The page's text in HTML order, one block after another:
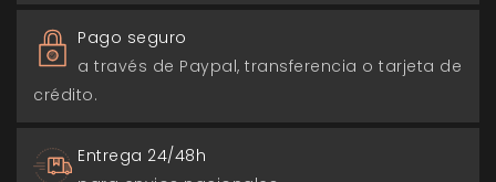
Pago seguro
a través de Paypal, transferencia o tarjeta de
crédito.
Entrega 24/48h